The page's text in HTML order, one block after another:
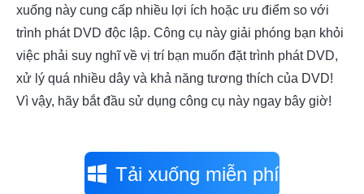
xuống này cung cấp nhiều lợi ích hoặc ưu điểm so với
trình phát DVD độc lập. Công cụ này giải phóng bạn khỏi
việc phải suy nghĩ về vị trí bạn muốn đặt trình phát DVD,
xử lý quá nhiều dây và khả năng tương thích của DVD!
Vì vậy, hãy bắt đầu sử dụng công cụ này ngay bây giờ!
Tải xuống miễn phí